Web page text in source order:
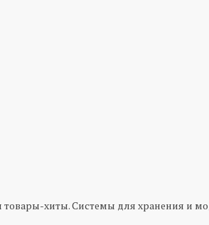
хиты. Системы для хранения и